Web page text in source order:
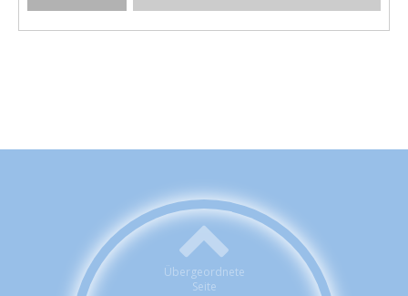
Übergeordnete
Seite